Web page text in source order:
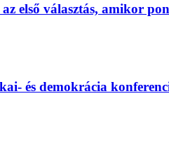
első választás, amikor
és demokrácia